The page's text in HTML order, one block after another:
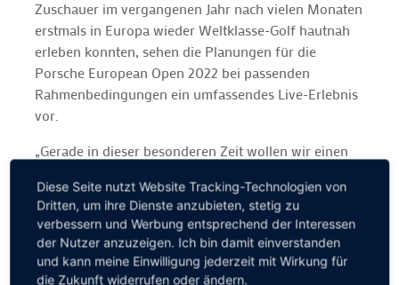
Zuschauer im vergangenen Jahr nach vielen Monaten
erstmals in Europa wieder Weltklasse-Golf hautnah
erleben konnten, sehen die Planungen für die
Porsche European Open 2022 bei passenden
Rahmenbedingungen ein umfassendes Live-Erlebnis
vor.
„Gerade in dieser besonderen Zeit wollen wir einen
freuen können. Deswegen arbeiten wir mit voller
Kraft an einer begeisternden Porsche European Open
2022 und starten jetzt mit dem Ticketverkauf“, sagt
Turnierdirektor Dirk Glittenberg. „Wir haben 2021 bis
zum Schluss für Zuschauer gekämpft – und hatten
Diese Seite nutzt Website Tracking-Technologien von
Dritten, um ihre Dienste anzubieten, stetig zu
verbessern und Werbung entsprechend der Interessen
der Nutzer anzuzeigen. Ich bin damit einverstanden
und kann meine Einwilligung jederzeit mit Wirkung für
die Zukunft widerrufen oder ändern.